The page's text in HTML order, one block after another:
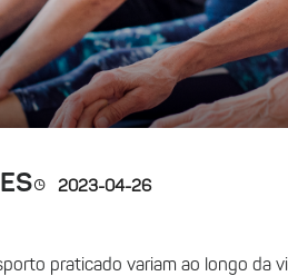
2023-04-26
praticado variam ao longo da